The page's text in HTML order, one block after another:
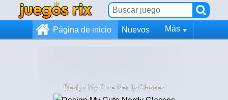
Página de inicio Nuevos Más
Design My Cute Nerdy Glasses